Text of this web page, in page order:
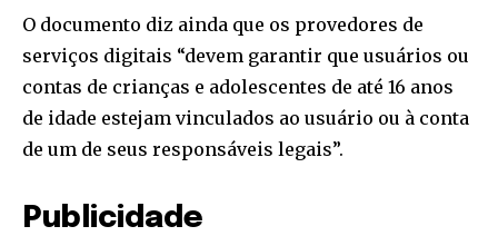
O documento diz ainda que os provedores de
serviços digitais “devem garantir que usuários ou
contas de crianças e adolescentes de até 16 anos
de idade estejam vinculados ao usuário ou à conta
de um de seus responsáveis legais”.
Publicidade